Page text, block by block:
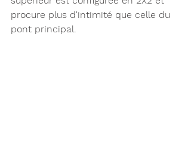
procure plus d'intimité que celle du
pont principal.